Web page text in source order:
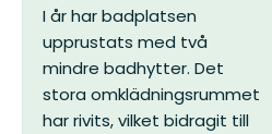
I år har badplatsen
upprustats med två
mindre badhytter. Det
stora omklädningsrummet
har rivits, vilket bidragit till